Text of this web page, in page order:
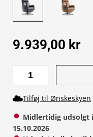
9.939,00 kr
Tilføj til Ønskeskyen
Midlertidig udsolgt
15.10.2026